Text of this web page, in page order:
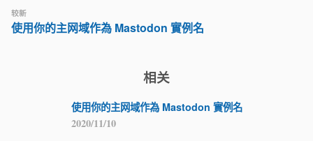
较新
使用你的主网域作為 Mastodon 實例名
相关
2020/11/10
使用你的主网域作為 Mastodon 實例名